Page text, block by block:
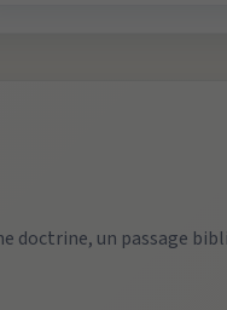
doctrine, un passage